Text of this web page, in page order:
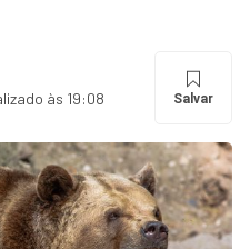
às 19:08 Salvar